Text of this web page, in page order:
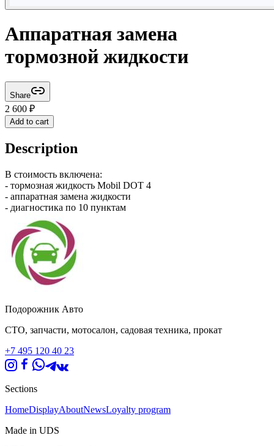
Аппаратная замена
тормозной жидкости
Share
2 600 ₽
Add to cart
Description
В стоимость включена:
- тормозная жидкость Mobil DOT 4
- аппаратная замена жидкости
- диагностика по 10 пунктам
Подорожник Авто
СТО, запчасти, мотосалон, садовая техника, прокат
+7 495 120 40 23
Sections
HomeDisplayAboutNewsLoyalty program
Made in UDS